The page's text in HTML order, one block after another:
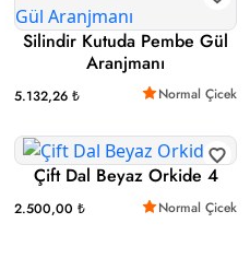
Silindir Kutuda Pembe Gül
Aranjmanı
5.132,26 ₺ Normal Çicek
Çift Dal Beyaz Orkide 4
2.500,00 ₺ Normal Çicek